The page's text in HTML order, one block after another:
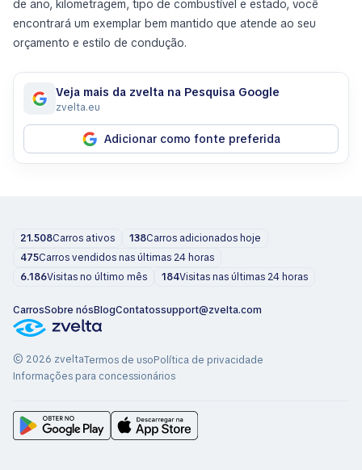
de ano, kilometragem, tipo de combustível e estado, você
encontrará um exemplar bem mantido que atende ao seu
orçamento e estilo de condução.
Veja mais da zvelta na Pesquisa Google
zvelta.eu
Adicionar como fonte preferida
21.508Carros ativos 138Carros adicionados hoje
475Carros vendidos nas últimas 24 horas
6.186Visitas no último mês 184Visitas nas últimas 24 horas
CarrosSobre nósBlogContatossupport@zvelta.com
© 2026 zveltaTermos de usoPolítica de privacidade
Informações para concessionários